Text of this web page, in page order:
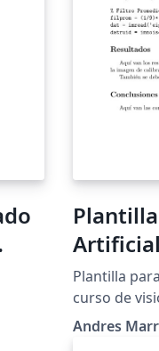
Artificial
Plantilla
curso de
Tecnológica de Bolívar.
Template
Andres